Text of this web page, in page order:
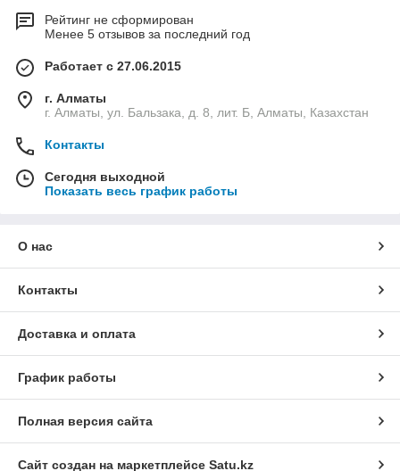
Рейтинг не сформирован
Менее 5 отзывов за последний год
Работает с 27.06.2015
г. Алматы
г. Алматы, ул. Бальзака, д. 8, лит. Б, Алматы, Казахстан
Контакты
Сегодня выходной
Показать весь график работы
О нас
Контакты
Доставка и оплата
График работы
Полная версия сайта
Сайт создан на маркетплейсе Satu.kz